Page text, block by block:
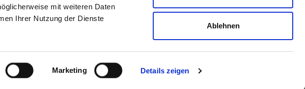
mit weiteren Daten
Ihrer Nutzung der Dienste
Marketing Details zeigen
Ablehnen
Whistleblowing policy Credits